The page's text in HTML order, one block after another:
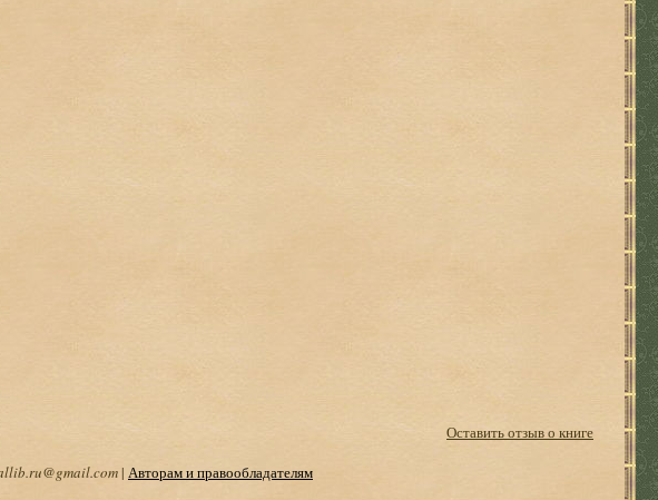
Оставить отзыв о книге
| Авторам и правообладателям